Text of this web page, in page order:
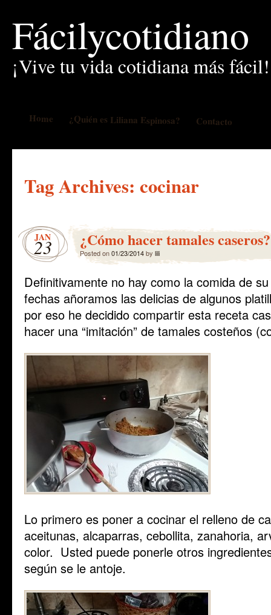
Fácilycotidiano
¡Vive tu vida cotidiana más fácil!
Home ¿Quién es Liliana Espinosa? Contacto
Tag Archives: cocinar
JAN
23 ¿Cómo hacer tamales caseros?
Posted on01/23/2014by lili
Definitivamente no hay como la comida de
fechas añoramos las delicias de algunos
por eso he decidido compartir esta receta
hacer una “imitación” de tamales costeños
Lo primero es poner a cocinar el relleno de
aceitunas, alcaparras, cebollita, zanahoria,
color. Usted puede ponerle otros
según se le antoje.